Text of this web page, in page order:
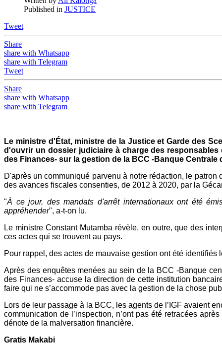
Published in JUSTICE
Tweet
Share
share with Whatsapp
share with Telegram
Tweet
Share
share with Whatsapp
share with Telegram
Le ministre d'État, ministre de la Justice et Garde des
d'ouvrir un dossier judiciaire à charge des
des Finances- sur la gestion de la BCC -Banque Centrale
D'après un communiqué parvenu à notre rédaction, le
des avances fiscales consenties, de 2012 à 2020, par la
"À ce jour, des mandats d'arrêt internationaux ont été
appréhender", a-t-on lu.
Le ministre Constant Mutamba révèle, en outre, que des
ces actes qui se trouvent au pays.
Pour rappel, des actes de mauvaise gestion ont été
Après des enquêtes menées au sein de la BCC -Banque
des Finances- accuse la direction de cette institution
faire qui ne s’accommode pas avec la gestion de la chose
Lors de leur passage à la BCC, les agents de l’IGF avaient
communication de l’inspection, n’ont pas été retracées
dénote de la malversation financière.
Gratis Makabi